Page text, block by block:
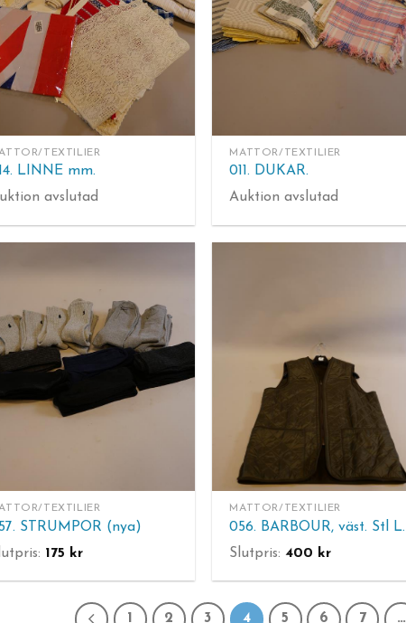
TEXTILIER
LINNE mm.
avslutad
MATTOR/TEXTILIER
011. DUKAR.
Auktion avslutad
TEXTILIER
STRUMPOR (nya)
175 kr
MATTOR/TEXTILIER
056. BARBOUR, väst. Stl L.
Slutpris: 400 kr
1 2 3 4 5 6 7 …